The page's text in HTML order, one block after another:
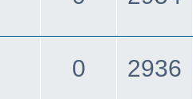
0回
2936